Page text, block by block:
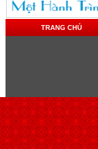
TRANG CHỦ